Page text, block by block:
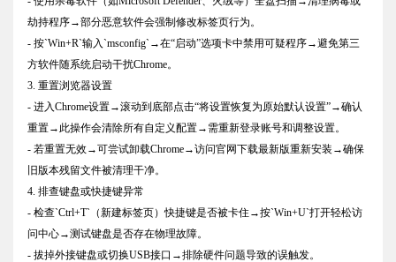
劫持程序→部分恶意软件会强制修改标签页行为。
- 按`Win+R`输入`msconfig`→在“启动”选项卡中禁用可疑程序→避免第三
方软件随系统启动干扰Chrome。
3. 重置浏览器设置
- 进入Chrome设置→滚动到底部点击“将设置恢复为原始默认设置”→确认
重置→此操作会清除所有自定义配置→需重新登录账号和调整设置。
- 若重置无效→可尝试卸载Chrome→访问官网下载最新版重新安装→确保
旧版本残留文件被清理干净。
4. 排查键盘或快捷键异常
- 检查`Ctrl+T`（新建标签页）快捷键是否被卡住→按`Win+U`打开轻松访
问中心→测试键盘是否存在物理故障。
- 拔掉外接键盘或切换USB接口→排除硬件问题导致的误触发。